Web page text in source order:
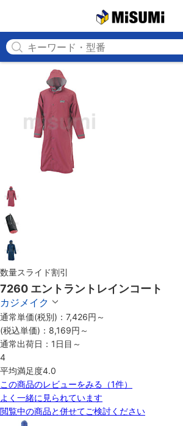
数量スライド割引
7260 エントラントレインコート
カジメイク
通常単価(税別)： 7,426円 ～
(税込単価)： 8,169円 ～
通常出荷日： 1 日目～
4
平均満足度4.0
この商品のレビューをみる（1件）
よく一緒に見られています
閲覧中の商品と併せてご検討ください